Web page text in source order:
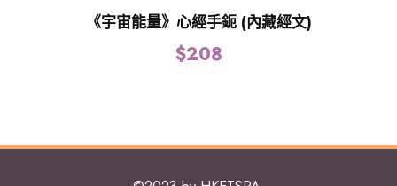
《宇宙能量》心經手鈪 (內藏經文)
$208